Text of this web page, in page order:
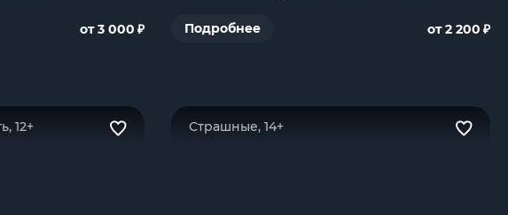
от 3 000 ₽ Подробнее от 2 200 ₽
12+ Страшные, 14+